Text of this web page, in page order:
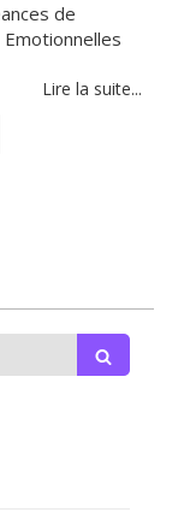
de
Lire la suite...